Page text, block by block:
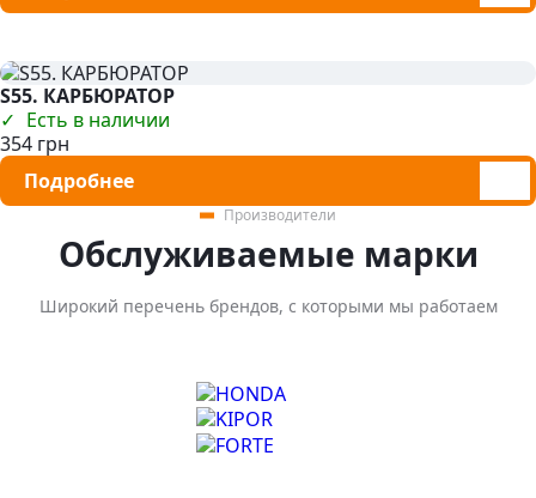
S55. КАРБЮРАТОР
Есть в наличии
354 грн
Подробнее
Производители
Обслуживаемые марки
Широкий перечень брендов, с которыми мы работаем